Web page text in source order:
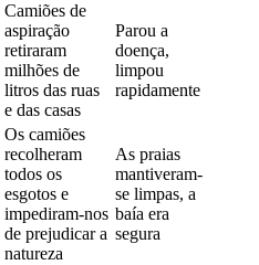
Camiões de
aspiração
retiraram
milhões de
litros das ruas
e das casas
Parou a
doença,
limpou
rapidamente
Os camiões
recolheram
todos os
esgotos e
impediram-nos
de prejudicar a
natureza
As praias
mantiveram-
se limpas, a
baía era
segura